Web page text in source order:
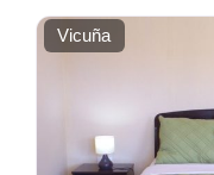
Vicuña